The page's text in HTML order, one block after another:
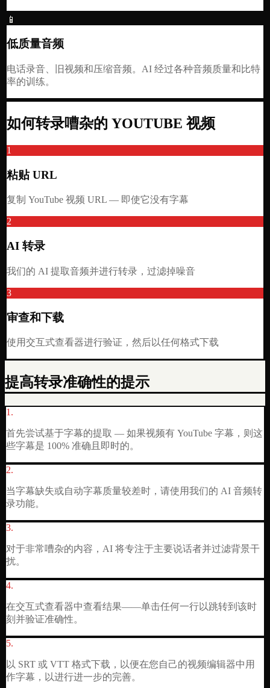
📱
低质量音频
电话录音、旧视频和压缩音频。AI 经过各种音频质量和比特
率的训练。
如何转录嘈杂的 YOUTUBE 视频
1
粘贴 URL
复制 YouTube 视频 URL — 即使它没有字幕
2
AI 转录
我们的 AI 提取音频并进行转录，过滤掉噪音
3
审查和下载
使用交互式查看器进行验证，然后以任何格式下载
提高转录准确性的提示
1 .
首先尝试基于字幕的提取 — 如果视频有 YouTube 字幕，则这
些字幕是 100% 准确且即时的。
2.
当字幕缺失或自动字幕质量较差时，请使用我们的 AI 音频转
录功能。
3.
对于非常嘈杂的内容，AI 将专注于主要说话者并过滤背景干
扰。
4.
在交互式查看器中查看结果——单击任何一行以跳转到该时
刻并验证准确性。
5.
以 SRT 或 VTT 格式下载，以便在您自己的视频编辑器中用
作字幕，以进行进一步的完善。